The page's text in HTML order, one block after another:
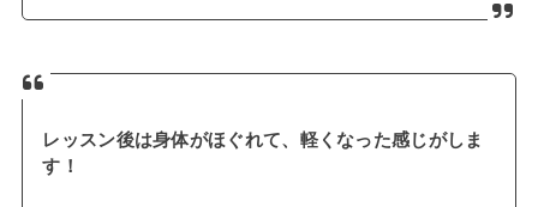
レッスン後は身体がほぐれて、軽くなった感じがしま
す！